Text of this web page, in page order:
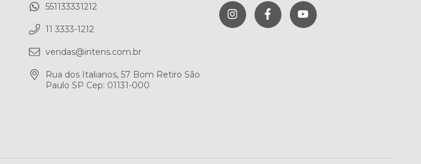
551133331212
11 3333-1212
vendas@intens.com.br
Rua dos Italianos, 57 Bom Retiro São
Paulo SP Cep: 01131-000